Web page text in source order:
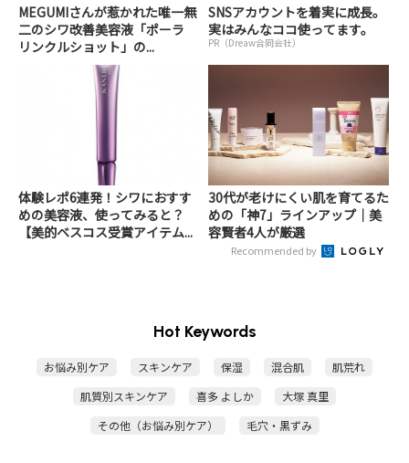
MEGUMIさんが惹かれた唯一無
二のシワ改善美容液「ポーラ
リンクルショット」の...
SNSアカウントを着実に成長。
実はみんなココ使ってます。
PR（Dreaw合同会社）
体験レポ6連発！シワにおすす
めの美容液、使ってみると？
【美的ベスコス受賞アイテム...
30代が老けにくい肌を育てるた
めの「神7」ラインアップ｜美
容賢者4人が厳選
Recommended by
Hot Keywords
お悩み別ケア スキンケア 保湿 混合肌
肌荒れ
肌質別スキンケア
喜多 よしか
大塚 真里
その他（お悩み別ケア）
毛穴・黒ずみ